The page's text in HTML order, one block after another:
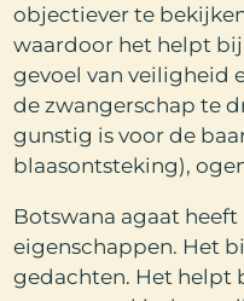
objectiever te
waardoor het helpt
gevoel van veiligheid
de zwangerschap te
gunstig is voor de
blaasontsteking),
Botswana agaat
eigenschappen. Het
gedachten. Het helpt